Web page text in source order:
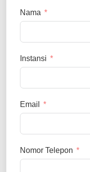
Nama
Instansi
Email
Nomor Telepon